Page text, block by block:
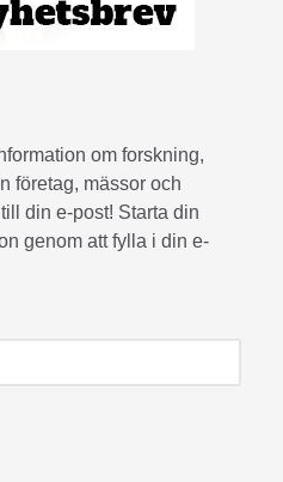
om forskning,
företag, mässor och
din e-post! Starta din
genom att fylla i din e-